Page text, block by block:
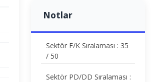
Notlar
Sektör F/K Sıralaması : 35
/ 50
Sektör PD/DD Sıralaması :